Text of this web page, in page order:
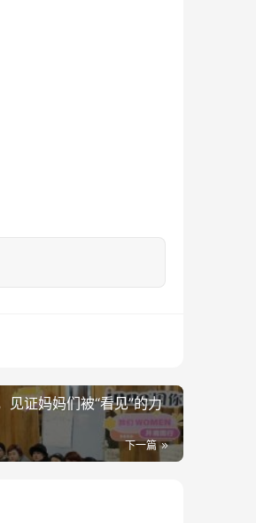
证妈妈们被“看见”的力
下一篇